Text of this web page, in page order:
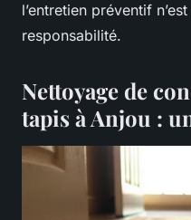
l’entretien préventif
responsabilité.
Nettoyage de
tapis à Anjou :